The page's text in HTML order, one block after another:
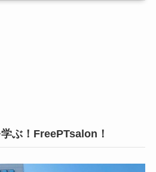
ぶ！FreePTsalon！